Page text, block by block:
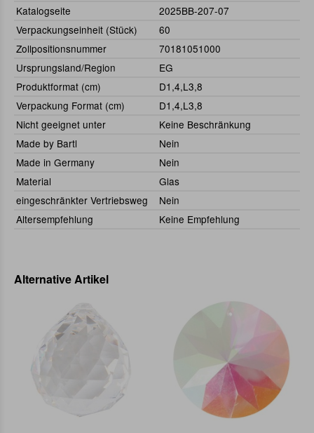
Katalogseite
2025BB-207-07
Verpackungseinheit (Stück)
60
Zollpositionsnummer
70181051000
Ursprungsland/Region
EG
Produktformat (cm)
D1,4,L3,8
Verpackung Format (cm)
D1,4,L3,8
Nicht geeignet unter
Keine Beschränkung
Made by Bartl
Nein
Made in Germany
Nein
Material
Glas
eingeschränkter Vertriebsweg
Nein
Altersempfehlung
Keine Empfehlung
Alternative Artikel